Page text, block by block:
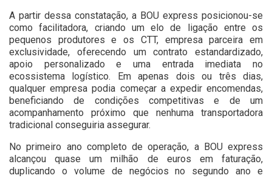
A partir dessa constatação, a BOU express posicionou-se
como facilitadora, criando um elo de ligação entre os
pequenos produtores e os CTT, empresa parceira em
exclusividade, oferecendo um contrato estandardizado,
apoio personalizado e uma entrada imediata no
ecossistema logístico. Em apenas dois ou três dias,
qualquer empresa podia começar a expedir encomendas,
beneficiando de condições competitivas e de um
acompanhamento próximo que nenhuma transportadora
tradicional conseguiria assegurar.
No primeiro ano completo de operação, a BOU express
alcançou quase um milhão de euros em faturação,
duplicando o volume de negócios no segundo ano e